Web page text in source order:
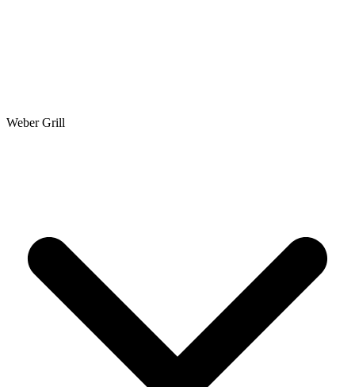
Weber Grill